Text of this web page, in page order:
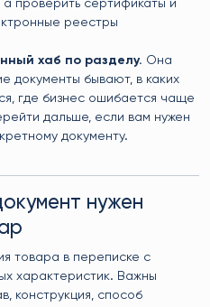
проверить сертификаты и
реестры
хаб по разделу. Она
документы бывают, в каких
где бизнес ошибается чаще
дальше, если вам нужен
документу.
нужен
товара в переписке с
характеристик. Важны
конструкция, способ